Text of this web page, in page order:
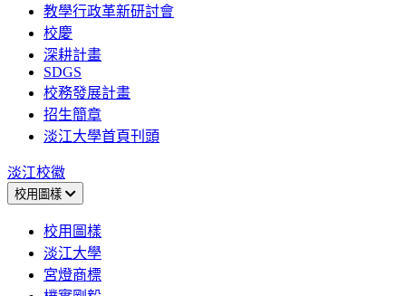
教學行政革新研討會
校慶
深耕計畫
SDGS
校務發展計畫
招生簡章
淡江大學首頁刊頭
淡江校徽
校用圖樣
校用圖樣
淡江大學
宮燈商標